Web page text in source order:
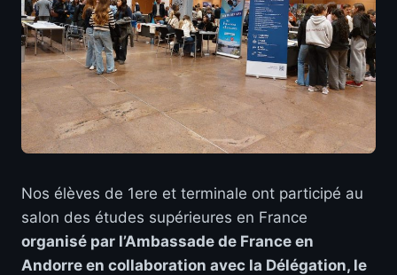
Nos élèves de 1ere et terminale ont participé au
salon des études supérieures en France
organisé par l’Ambassade de France en
Andorre en collaboration avec la Délégation, le